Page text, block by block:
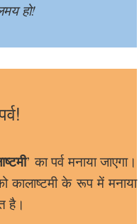
हो!
’ का पर्व मनाया जाएगा।
के रूप में मनाया
है।